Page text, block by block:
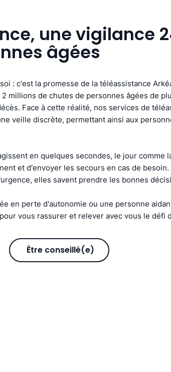
une vigilance
âgées
: c'est la promesse de la téléassistance
millions de chutes de personnes âgées de
Face à cette réalité, nos services de
veille discrète, permettant ainsi aux
en quelques secondes, le jour comme
et d'envoyer les secours en cas de besoin.
elles savent prendre les bonnes
en perte d'autonomie ou une personne
vous rassurer et relever avec vous le défi
Être conseillé(e)